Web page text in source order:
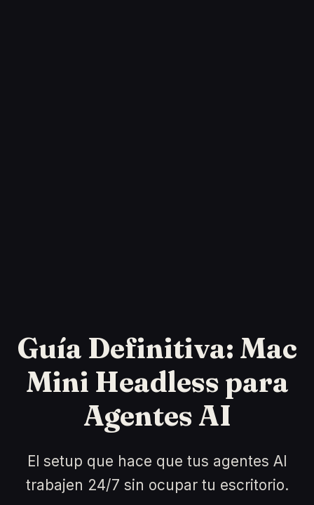
Guía Definitiva: Mac
Mini Headless para
Agentes AI
El setup que hace que tus agentes AI
trabajen 24/7 sin ocupar tu escritorio.